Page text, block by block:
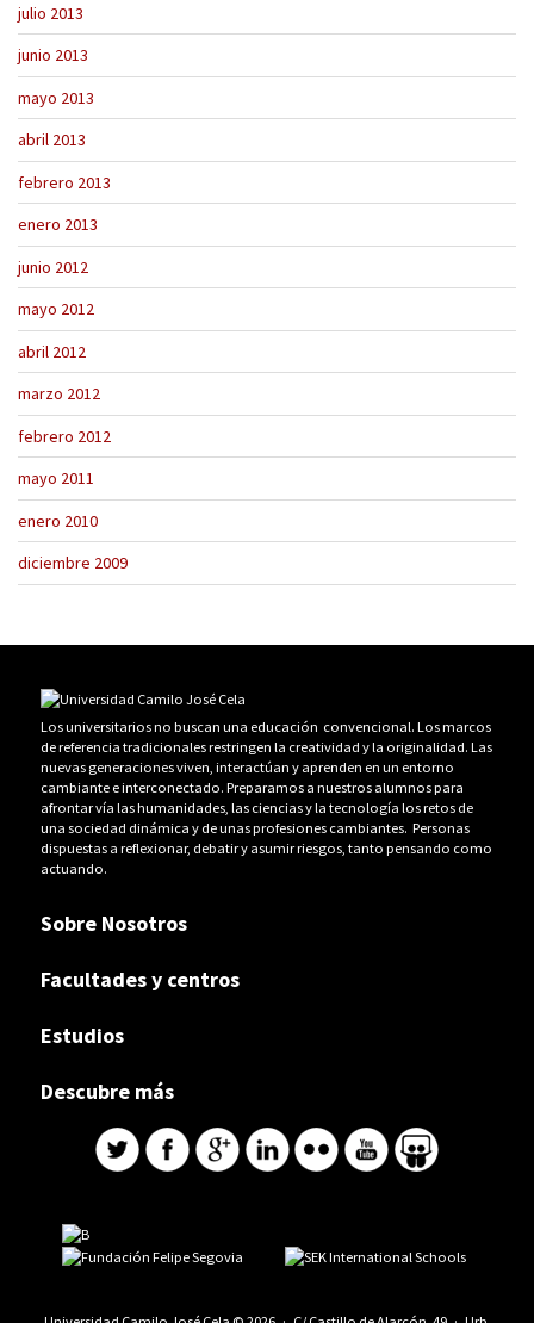
julio 2013
junio 2013
mayo 2013
abril 2013
febrero 2013
enero 2013
junio 2012
mayo 2012
abril 2012
marzo 2012
febrero 2012
mayo 2011
enero 2010
diciembre 2009
Los universitarios no buscan una educación convencional. Los marcos
de referencia tradicionales restringen la creatividad y la originalidad. Las
nuevas generaciones viven, interactúan y aprenden en un entorno
cambiante e interconectado. Preparamos a nuestros alumnos para
afrontar vía las humanidades, las ciencias y la tecnología los retos de
una sociedad dinámica y de unas profesiones cambiantes. Personas
dispuestas a reflexionar, debatir y asumir riesgos, tanto pensando como
actuando.
Sobre Nosotros
Facultades y centros
Estudios
Descubre más